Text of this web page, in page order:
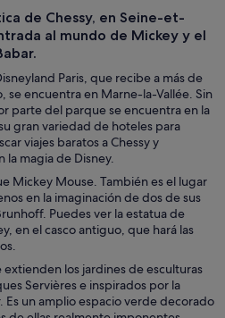
de Chessy, en Seine-et-
al mundo de Mickey y el
Paris, que recibe a más de
se encuentra en Marne-la-Vallée. Sin
parte del parque se encuentra en la
gran variedad de hoteles para
viajes baratos a Chessy y
magia de Disney.
Mickey Mouse. También es el lugar
en la imaginación de dos de sus
Puedes ver la estatua de
en el casco antiguo, que hará las
extienden los jardines de esculturas
Servières e inspirados por la
un amplio espacio verde decorado